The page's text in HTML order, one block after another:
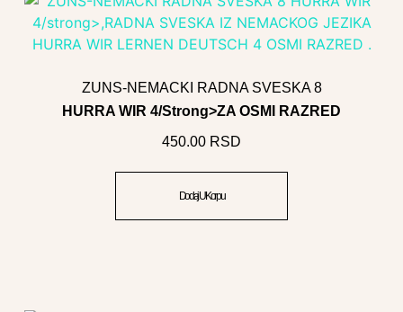
ZUNS-NEMACKI RADNA SVESKA 8
HURRA WIR 4/strong>ZA OSMI RAZRED
450.00 RSD
Dodaj U Korpu